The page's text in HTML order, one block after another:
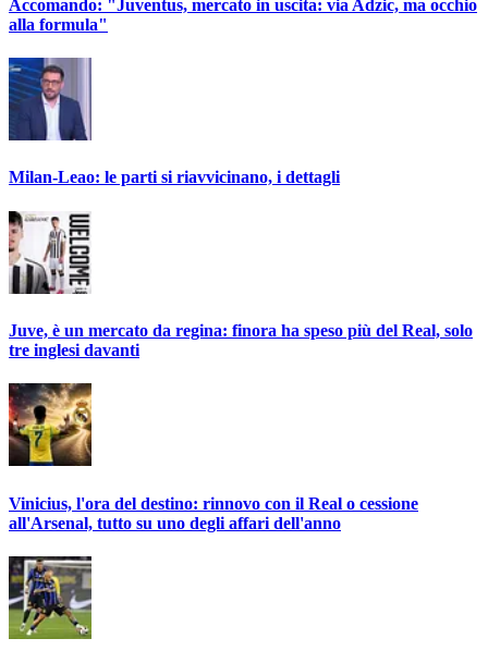
Accomando: "Juventus, mercato in uscita: via Adzic, ma occhio
alla formula"
Milan-Leao: le parti si riavvicinano, i dettagli
Juve, è un mercato da regina: finora ha speso più del Real, solo
tre inglesi davanti
Vinicius, l'ora del destino: rinnovo con il Real o cessione
all'Arsenal, tutto su uno degli affari dell'anno